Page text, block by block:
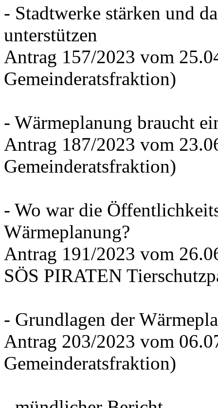
- Stadtwerke stärken und
unterstützen
Antrag 157/2023 vom
Gemeinderatsfraktion)
- Wärmeplanung braucht
Antrag 187/2023 vom
Gemeinderatsfraktion)
- Wo war die
Wärmeplanung?
Antrag 191/2023 vom
SÖS PIRATEN
- Grundlagen der
Antrag 203/2023 vom
Gemeinderatsfraktion)